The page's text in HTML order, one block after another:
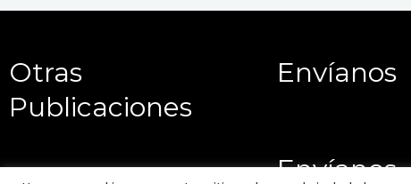
Otras
Publicaciones
Envíanos
Envíanos